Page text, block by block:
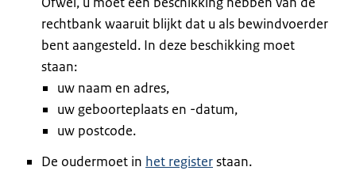
rechtbank waaruit blijkt dat u als bewindvoerder
bent aangesteld. In deze beschikking moet
staan:
uw naam en adres,
uw geboorteplaats en -datum,
uw postcode.
De oudermoet in het registerstaan.